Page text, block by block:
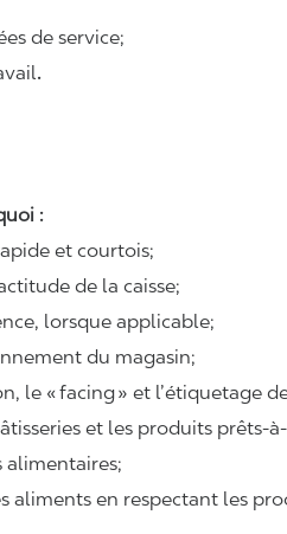
de service;
.
:
et courtois;
de la caisse;
lorsque applicable;
du magasin;
le «facing» et l’étiquetage
et les produits prêts-
alimentaires;
aliments en respectant les